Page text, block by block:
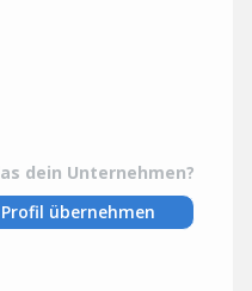
dein Unternehmen?
Profil übernehmen